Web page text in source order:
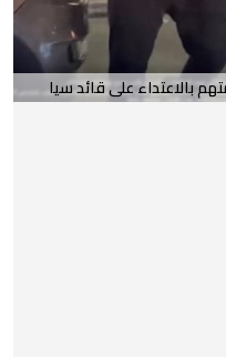
بالاعتداء على قائد سيا